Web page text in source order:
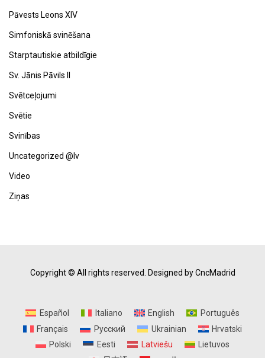
Pāvests Leons XIV
Simfoniskā svinēšana
Starptautiskie atbildīgie
Sv. Jānis Pāvils II
Svētceļojumi
Svētie
Svinības
Uncategorized @lv
Video
Ziņas
Copyright © All rights reserved. Designed by CncMadrid
Español Italiano English
Português
Français
Русский Ukrainian
Hrvatski
Polski
Eesti Latviešu
Lietuvos